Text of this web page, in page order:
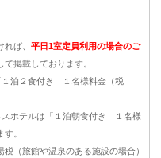
れば、平日1室定員利用の場合のご
て掲載しております。
１泊２食付き １名様料金（税
スホテルは「１泊朝食付き １名様
。
（旅館や温泉のある施設の場合）